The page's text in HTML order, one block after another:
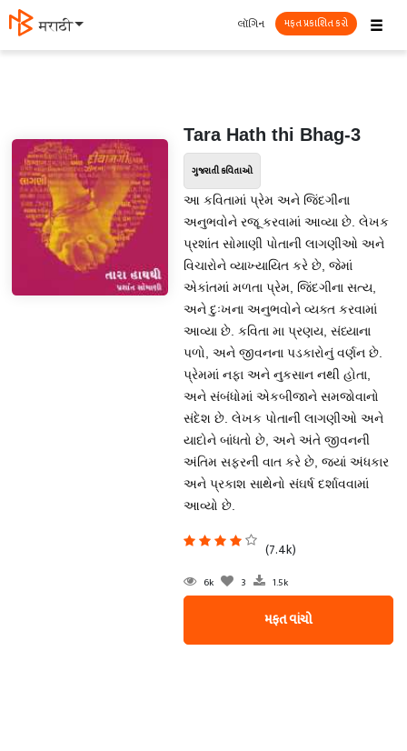
मराठी ☰
લૉગિન મફત પ્રકાશિત કરો
Tara Hath thi Bhag-3
ગુજરાતી કવિતાઓ
આ કવિતામાં પ્રેમ અને જિંદગીના
અનુભવોને રજૂ કરવામાં આવ્યા છે. લેખક
પ્રશાંત સોમાણી પોતાની લાગણીઓ અને
વિચારોને વ્યાખ્યાયિત કરે છે, જેમાં
એકાંતમાં મળતા પ્રેમ, જિંદગીના સત્ય,
અને દુઃખના અનુભવોને વ્યક્ત કરવામાં
આવ્યા છે. કવિતા મા પ્રણય, સંધ્યાના
પળો, અને જીવનના પડકારોનું વર્ણન છે.
પ્રેમમાં નફા અને નુકસાન નથી હોતા,
અને સંબંધોમાં એકબીજાને સમજોવાનો
સંદેશ છે. લેખક પોતાની લાગણીઓ અને
યાદોને બાંધતો છે, અને અંતે જીવનની
અંતિમ સફરની વાત કરે છે, જ્યાં અંધકાર
અને પ્રકાશ સાથેનો સંઘર્ષ દર્શાવવામાં
આવ્યો છે.
(7.4k)
6k 3 1.5k
મફત વાંચો